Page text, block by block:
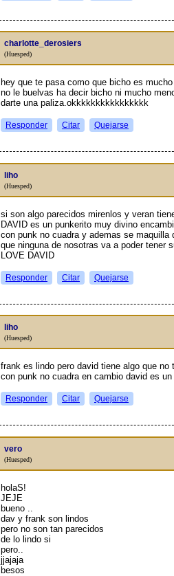
charlotte_derosiers
(Huesped)
hey que te pasa como que bicho es
no le buelvas ha decir bicho ni mucho
darte una paliza.okkkkkkkkkkkkkkkk
Responder Citar Quejarse
liho
(Huesped)
si son algo parecidos mirenlos y veran
DAVID es un punkerito muy divino
con punk no cuadra y ademas se
que ninguna de nosotras va a poder tener
LOVE DAVID
Responder Citar Quejarse
liho
(Huesped)
frank es lindo pero david tiene algo que
con punk no cuadra en cambio david es
Responder Citar Quejarse
vero
(Huesped)
holaS!
JEJE
bueno ..
dav y frank son lindos
pero no son tan parecidos
de lo lindo si
pero..
jjajaja
besos